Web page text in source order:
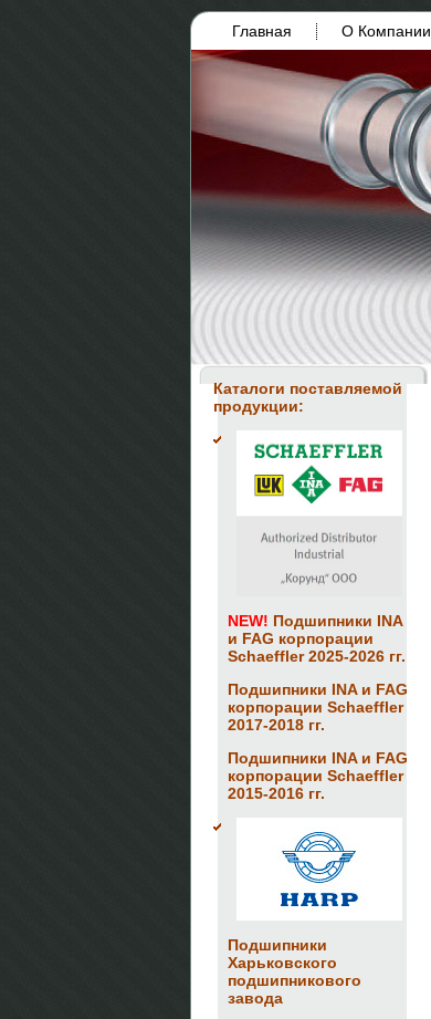
Главная О Компании
Каталоги поставляемой
продукции:
NEW! Подшипники INA
и FAG корпорации
Schaeffler 2025-2026 гг.
Подшипники INA и FAG
корпорации Schaeffler
2017-2018 гг.
Подшипники INA и FAG
корпорации Schaeffler
2015-2016 гг.
Подшипники
Харьковского
подшипникового
завода